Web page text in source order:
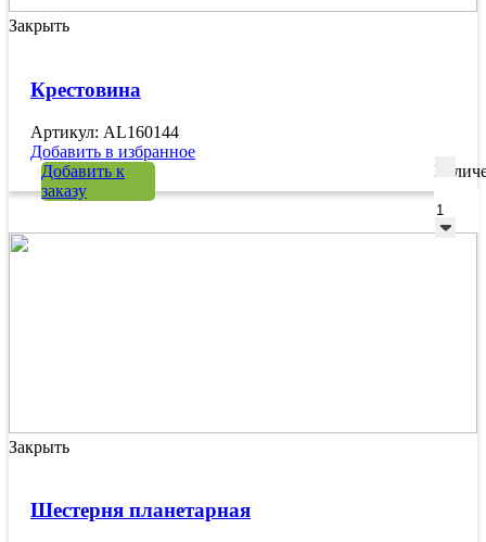
Закрыть
Крестовина
Артикул: AL160144
Добавить в избранное
Добавить к
заказу
Закрыть
Шестерня планетарная